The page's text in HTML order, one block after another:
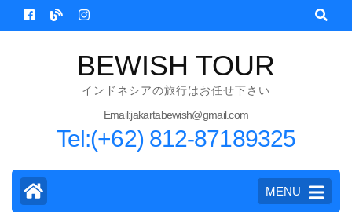
Skip
to
BEWISH TOUR
インドネシアの旅行はお任せ下さい
Email:jakartabewish@gmail.com
Tel:(+62) 812-87189325
MENU